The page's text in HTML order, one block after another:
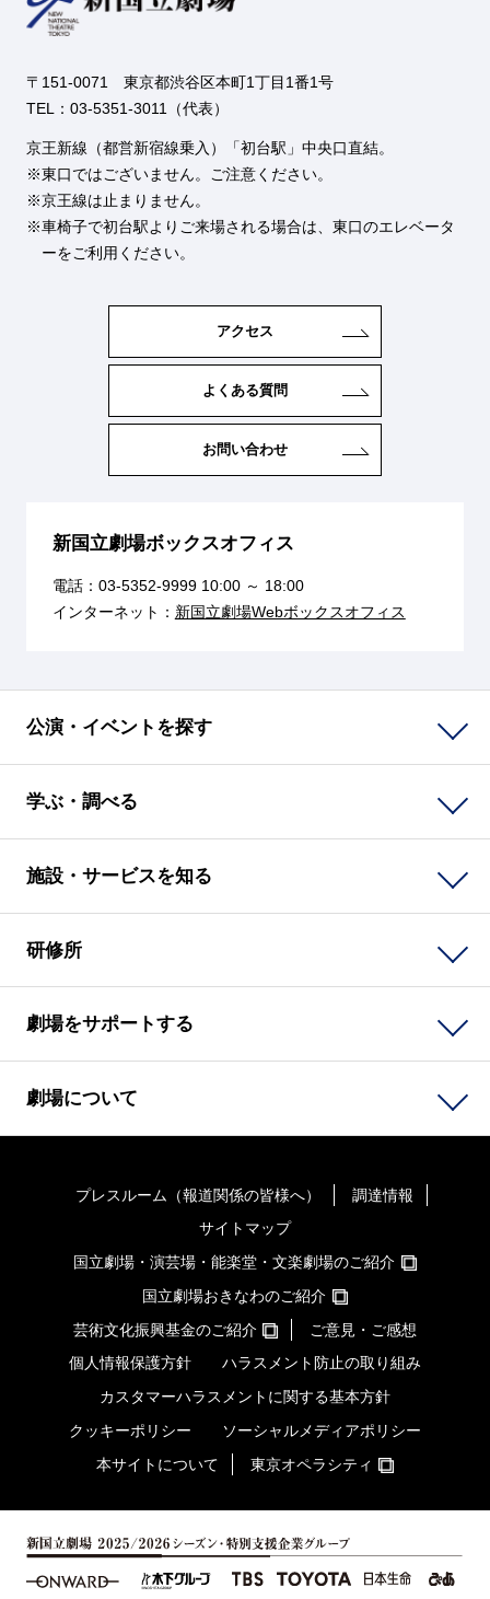
〒151-0071 東京都渋谷区本町1丁目1番1号
TEL：03-5351-3011（代表）
京王新線（都営新宿線乗入）「初台駅」中央口直結。
東口ではございません。ご注意ください。
京王線は止まりません。
車椅子で初台駅よりご来場される場合は、東口のエレベータ
ーをご利用ください。
アクセス
よくある質問
お問い合わせ
新国立劇場ボックスオフィス
電話： 03-5352-999910:00 ～ 18:00
インターネット： 新国立劇場Webボックスオフィス
公演・イベントを探す
学ぶ・調べる
施設・サービスを知る
研修所
劇場をサポートする
劇場について
プレスルーム（報道関係の皆様へ）
調達情報
サイトマップ
国立劇場・演芸場・能楽堂・文楽劇場のご紹介
国立劇場おきなわのご紹介
芸術文化振興基金のご紹介
ご意見・ご感想
個人情報保護方針
ハラスメント防止の取り組み
カスタマーハラスメントに関する基本方針
クッキーポリシー
ソーシャルメディアポリシー
本サイトについて
東京オペラシティ